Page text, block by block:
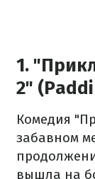
1.
2"
Комедия
забавном
вышла на